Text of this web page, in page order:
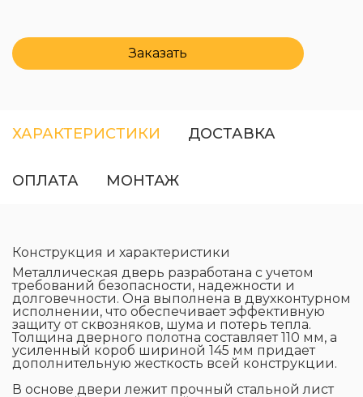
Заказать
ХАРАКТЕРИСТИКИ ДОСТАВКА
ОПЛАТА МОНТАЖ
Конструкция и характеристики
Металлическая дверь разработана с учетом
требований безопасности, надежности и
долговечности. Она выполнена в двухконтурном
исполнении, что обеспечивает эффективную
защиту от сквозняков, шума и потерь тепла.
Толщина дверного полотна составляет 110 мм, а
усиленный короб шириной 145 мм придает
дополнительную жесткость всей конструкции.
В основе двери лежит прочный стальной лист